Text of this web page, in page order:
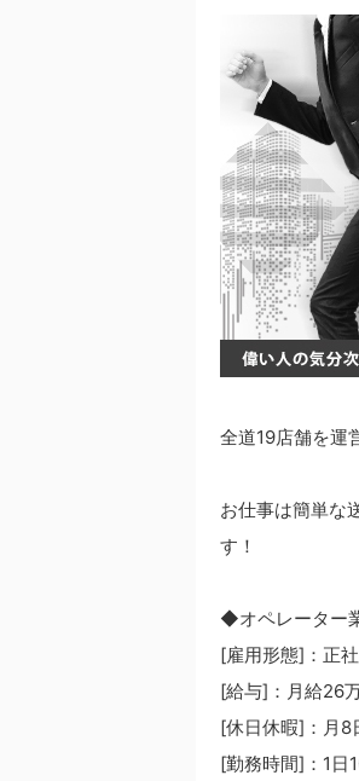
全道19店舗を運
お仕事は簡単な
す！
◆オペレーター
[雇用形態]：正
[給与]：月給26
[休日休暇]：月8
[勤務時間]：1日